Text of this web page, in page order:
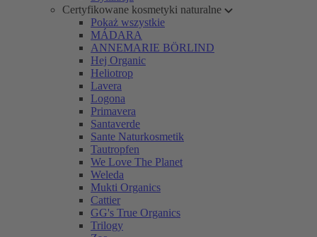
Certyfikowane kosmetyki naturalne
Pokaż wszystkie
MÁDARA
ANNEMARIE BÖRLIND
Hej Organic
Heliotrop
Lavera
Logona
Primavera
Santaverde
Sante Naturkosmetik
Tautropfen
We Love The Planet
Weleda
Mukti Organics
Cattier
GG's True Organics
Trilogy